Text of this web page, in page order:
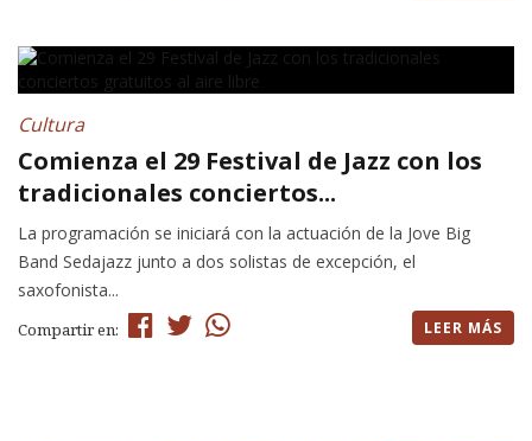
Cultura
Comienza el 29 Festival de Jazz con los
tradicionales conciertos...
La programación se iniciará con la actuación de la Jove Big
Band Sedajazz junto a dos solistas de excepción, el
saxofonista...
Compartir en: LEER MÁS